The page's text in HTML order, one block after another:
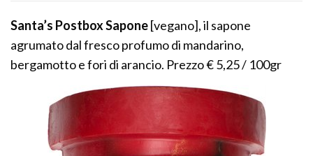
Santa’s Postbox Sapone[vegano], il sapone
agrumato dal fresco profumo di mandarino,
bergamotto e fori di arancio. Prezzo € 5,25 / 100gr